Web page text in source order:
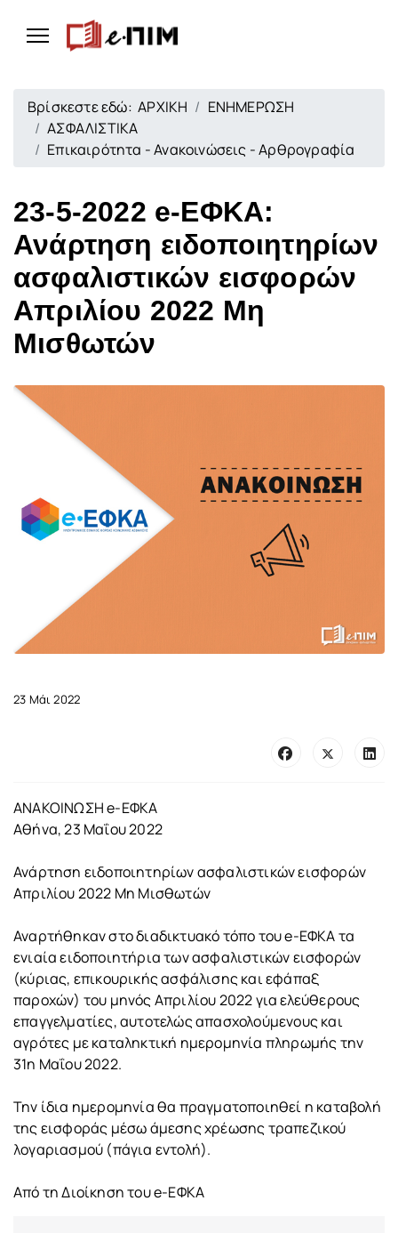
Βρίσκεστε εδώ:ΑΡΧΙΚΗ
ΕΝΗΜΕΡΩΣΗ
ΑΣΦΑΛΙΣΤΙΚΑ
Επικαιρότητα - Ανακοινώσεις - Αρθρογραφία
23-5-2022 e-ΕΦΚΑ:
Ανάρτηση ειδοποιητηρίων
ασφαλιστικών εισφορών
Απριλίου 2022 Μη
Μισθωτών
23 Μάι 2022
ΑΝΑΚΟΙΝΩΣΗ e-ΕΦΚΑ
Αθήνα, 23 Μαΐου 2022
Ανάρτηση ειδοποιητηρίων ασφαλιστικών εισφορών
Απριλίου 2022 Μη Μισθωτών
Αναρτήθηκαν στο διαδικτυακό τόπο του e-ΕΦΚΑ τα
ενιαία ειδοποιητήρια των ασφαλιστικών εισφορών
(κύριας, επικουρικής ασφάλισης και εφάπαξ
παροχών) του μηνός Απριλίου 2022 για ελεύθερους
επαγγελματίες, αυτοτελώς απασχολούμενους και
αγρότες με καταληκτική ημερομηνία πληρωμής την
31η Μαΐου 2022.
Την ίδια ημερομηνία θα πραγματοποιηθεί η καταβολή
της εισφοράς μέσω άμεσης χρέωσης τραπεζικού
λογαριασμού (πάγια εντολή).
Από τη Διοίκηση του e-ΕΦΚΑ